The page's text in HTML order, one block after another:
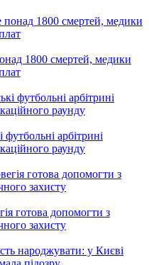
1800 смертей, медики
арбітрині
раунду
готова допомогти з
захисту